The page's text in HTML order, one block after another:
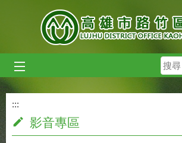
跳到主要內容區塊
:::
影音專區